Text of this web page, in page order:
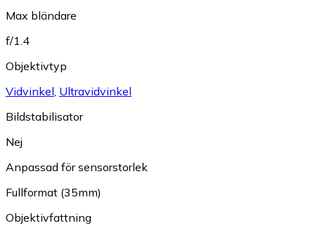
Max bländare
f/1.4
Objektivtyp
Vidvinkel, Ultravidvinkel
Bildstabilisator
Nej
Anpassad för sensorstorlek
Fullformat (35mm)
Objektivfattning